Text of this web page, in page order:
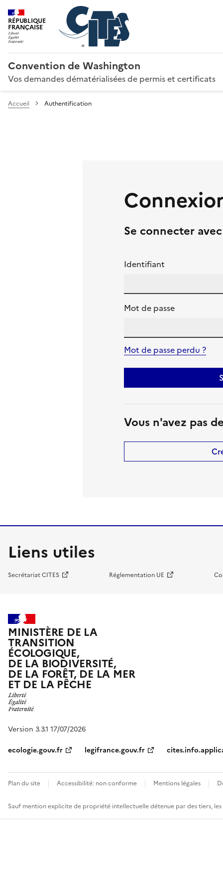
RÉPUBLIQUE
FRANÇAISE
Convention de Washington
Vos demandes dématérialisées de permis et certificats
Accueil Authentification
Se connecter
Identifiant
Mot de passe
Mot de passe perdu ?
Vous n'avez pas
Liens utiles
Secrétariat CITES Réglementation UE
MINISTÈRE DE LA
TRANSITION
ÉCOLOGIQUE,
DE LA BIODIVERSITÉ,
DE LA FORÊT, DE LA MER
ET DE LA PÊCHE
Version 3.3.1 17/07/2026
ecologie.gouv.fr
legifrance.gouv.fr
Plan du site Accessibilité: non conforme Mentions légales
Sauf mention explicite de propriété intellectuelle détenue par des tiers,